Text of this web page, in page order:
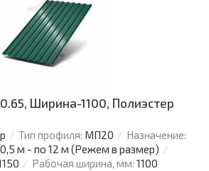
Ширина-1100, Полиэстер
Тип профиля: МП20
Назначение:
м - по 12 м (Режем в размер)
Рабочая ширина, мм: 1100